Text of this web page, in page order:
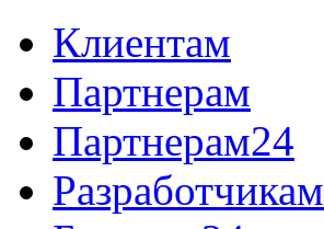
Клиентам
Партнерам
Партнерам24
Разработчикам